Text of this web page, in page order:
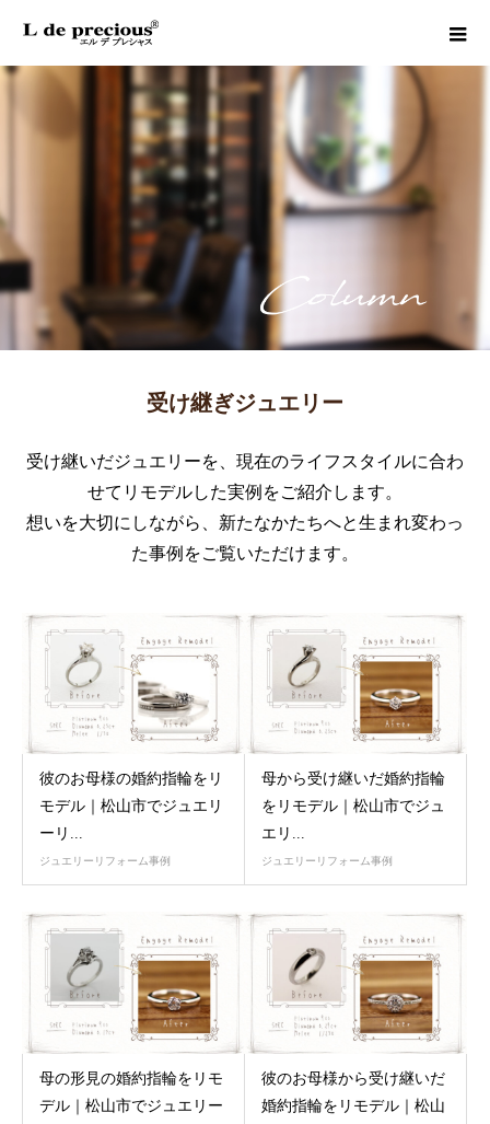
受け継ぎジュエリー
受け継いだジュエリーを、現在のライフスタイルに合わ
せてリモデルした実例をご紹介します。
想いを大切にしながら、新たなかたちへと生まれ変わっ
た事例をご覧いただけます。
彼のお母様の婚約指輪をリ
モデル｜松山市でジュエリ
ーリ...
ジュエリーリフォーム事例
母から受け継いだ婚約指輪
をリモデル｜松山市でジュ
エリ...
ジュエリーリフォーム事例
母の形見の婚約指輪をリモ
デル｜松山市でジュエリー
彼のお母様から受け継いだ
婚約指輪をリモデル｜松山